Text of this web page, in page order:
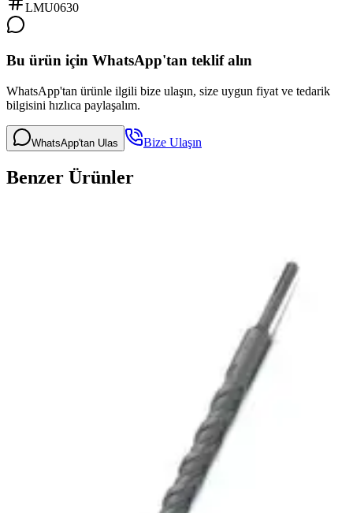
LMU0630
Bu ürün için WhatsApp'tan teklif alın
WhatsApp'tan ürünle ilgili bize ulaşın, size uygun fiyat ve tedarik
bilgisini hızlıca paylaşalım.
WhatsApp'tan Ulas Bize Ulaşın
Benzer Ürünler